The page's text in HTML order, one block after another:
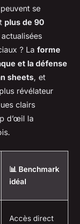
se
plus de 90
? La forme
et la défense
sheets, et
révélateur
clairs
d’œil la
📊 Benchmark
idéal
Accès direct